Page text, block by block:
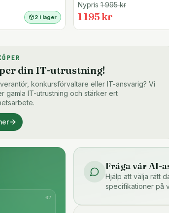
2 i lager
Nypris 1 995kr
1 195 kr
din IT-utrustning!
konkursförvaltare eller IT-ansvarig? Vi
gamla IT-utrustning och stärker ert
02
Fråga vår AI-
Hjälp att välja rätt
specifikationer på